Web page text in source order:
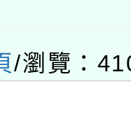
辦理「
及節水達
(星期六
福系列
景藝術
/瀏覽：